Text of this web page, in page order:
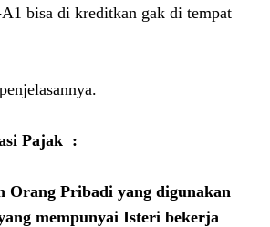
bisa di kreditkan gak di tempat
Pajak :
Orang Pribadi yang digunakan
mempunyai Isteri bekerja